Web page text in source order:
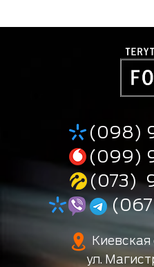
(098)
(099)
(073)
Киевская
ул.